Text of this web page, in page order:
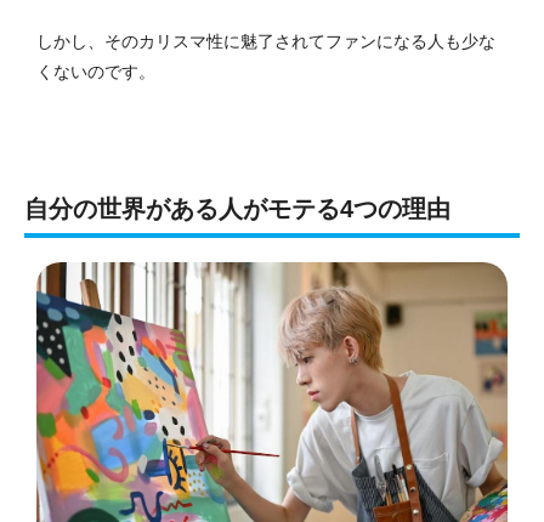
しかし、そのカリスマ性に魅了されてファンになる人も少な
くないのです。
自分の世界がある人がモテる4つの理由